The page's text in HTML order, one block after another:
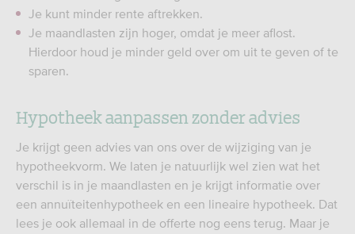
Je kunt minder rente aftrekken.
Je maandlasten zijn hoger, omdat je meer aflost.
Hierdoor houd je minder geld over om uit te geven of te
sparen.
Hypotheek aanpassen zonder advies
Je krijgt geen advies van ons over de wijziging van je
hypotheekvorm. We laten je natuurlijk wel zien wat het
verschil is in je maandlasten en je krijgt informatie over
een annuïteitenhypotheek en een lineaire hypotheek. Dat
lees je ook allemaal in de offerte nog eens terug. Maar je